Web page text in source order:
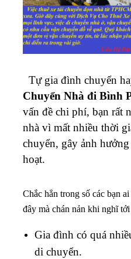
Tự gia đình chuyển
Chuyển Nhà đi Bình
vấn đề chi phí, bạn rất
nhà vì mất nhiều thời
chuyển, gây ảnh
hoạt.
Chắc hẳn trong số các bạn
đây mà chán nản khi nghĩ
Gia đình có quá
di chuyển.